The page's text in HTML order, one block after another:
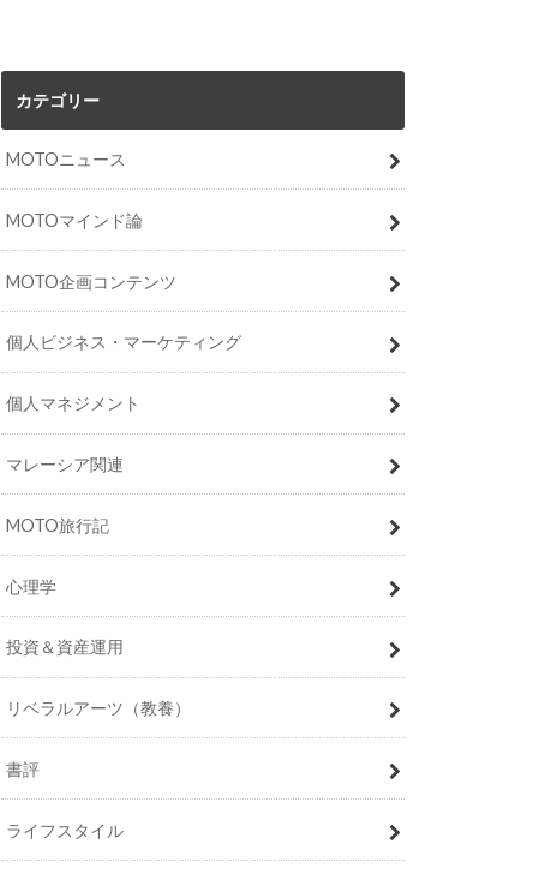
カテゴリー
MOTOニュース
MOTOマインド論
MOTO企画コンテンツ
個人ビジネス・マーケティング
個人マネジメント
マレーシア関連
MOTO旅行記
心理学
投資＆資産運用
リベラルアーツ（教養）
書評
ライフスタイル